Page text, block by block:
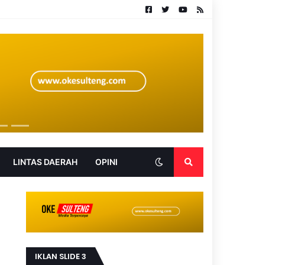
LINTAS DAERAH OPINI
IKLAN SLIDE 3